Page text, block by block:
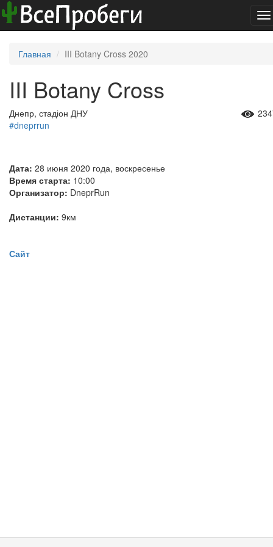
Главная III Botany Cross 2020
III Botany Cross
Днепр, стадіон ДНУ
#dneprrun
Дата: 28 июня 2020 года, воскресенье
Время старта: 10:00
Организатор: DneprRun
Дистанции: 9км
Сайт